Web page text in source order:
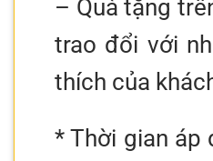
– Quà tặng
trao đổi với
thích của
* Thời gian áp